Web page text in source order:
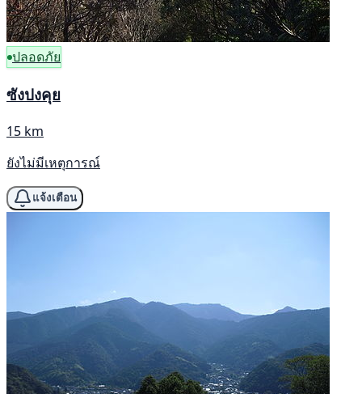
ปลอดภัย
ซังปงคุย
15 km
ยังไม่มีเหตุการณ์
แจ้งเตือน